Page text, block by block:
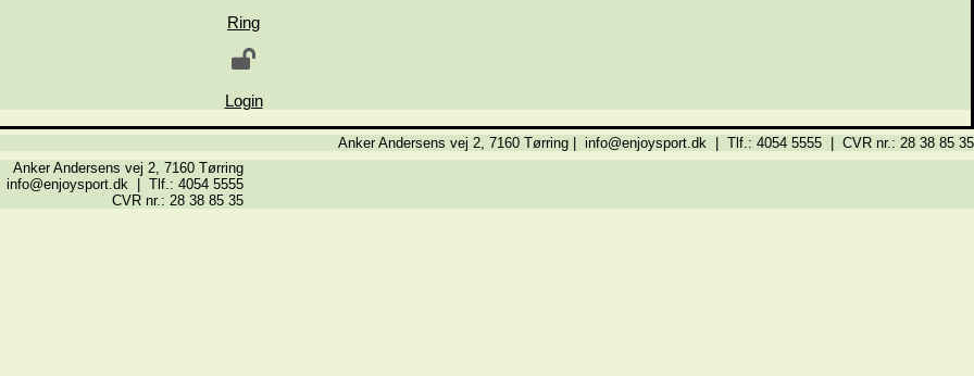
Ring
Login
Anker Andersens vej 2, 7160 Tørring | info@enjoysport.dk | Tlf.: 4054 5555 | CVR nr.: 28 38 85 35
Anker Andersens vej 2, 7160 Tørring
info@enjoysport.dk | Tlf.: 4054 5555
CVR nr.: 28 38 85 35